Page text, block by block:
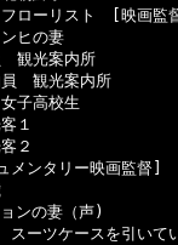
ーリスト　[映画監
の妻
観光案内所
観光案内所
高校生
１
２
ンタリー映画監督]
の妻（声)
ケースを引いてい